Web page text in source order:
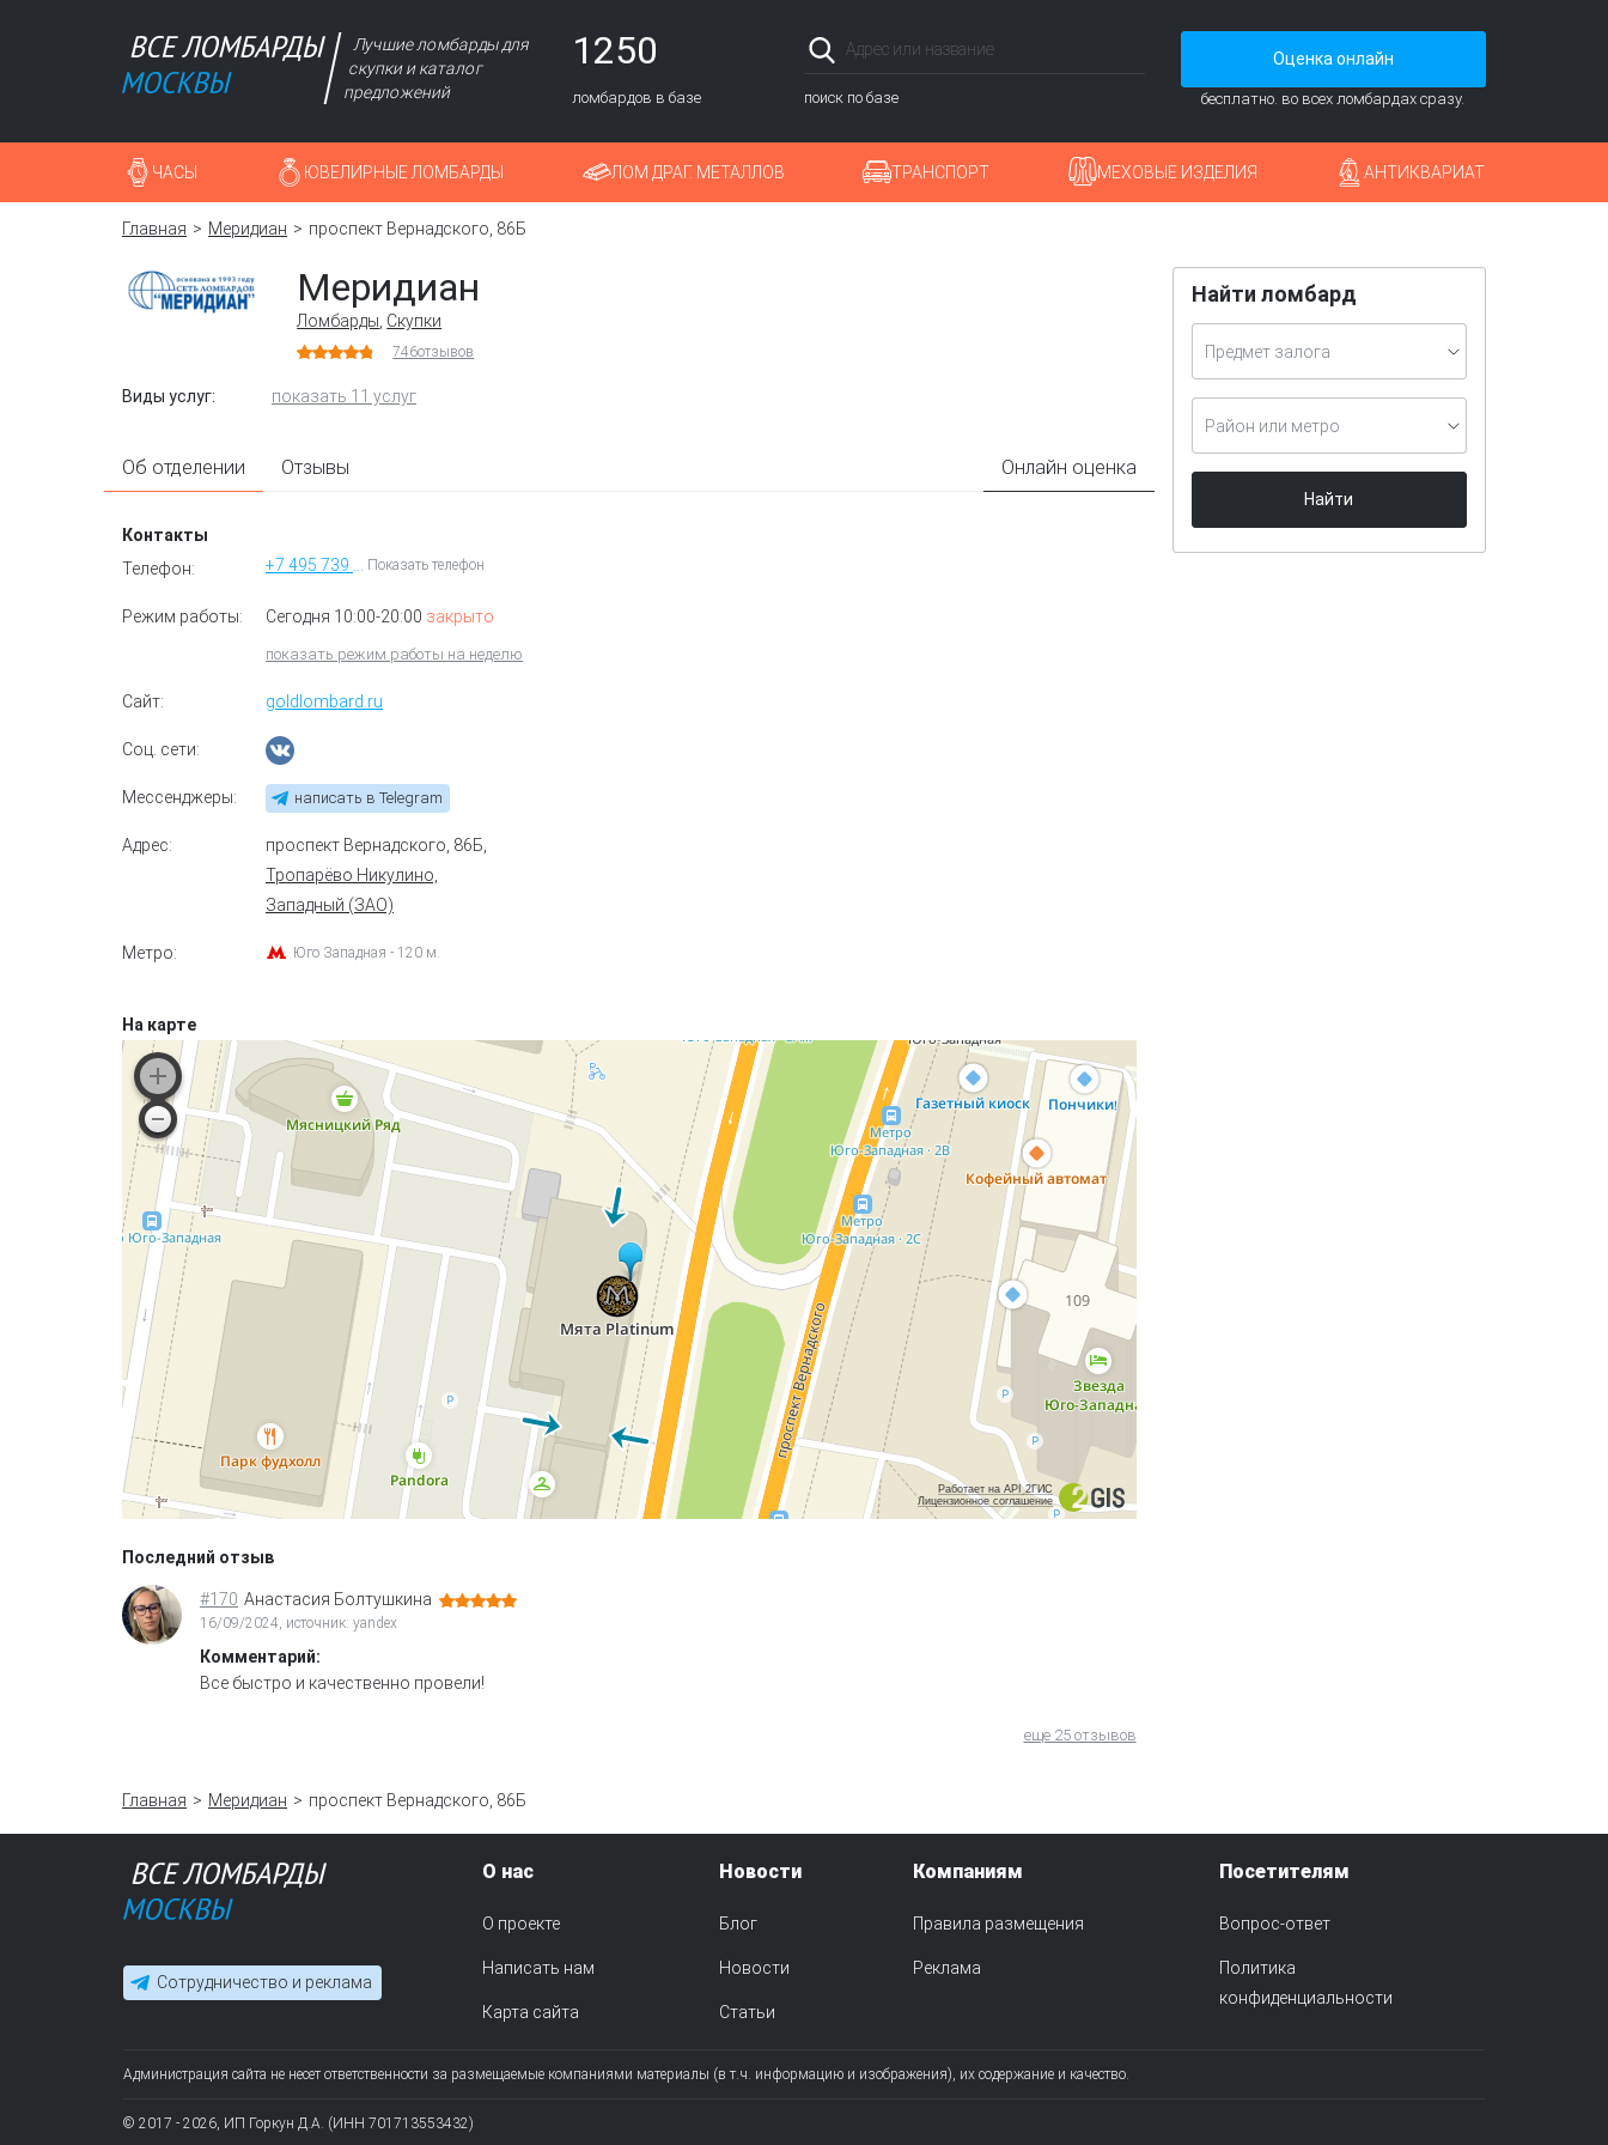
Лучшие ломбарды для
скупки и каталог
предложений
1250
ломбардов в базе поиск по базе
Оценка онлайн
бесплатно. во всех ломбардах сразу.
ЧАСЫ ЮВЕЛИРНЫЕ ЛОМБАРДЫ ЛОМ ДРАГ. МЕТАЛЛОВ ТРАНСПОРТ МЕХОВЫЕ ИЗДЕЛИЯ АНТИКВАРИАТ
Главная Меридиан проспект Вернадского, 86Б
Меридиан
Ломбарды Скупки
746отзывов
Виды услуг: показать 11 услуг
Об отделении Отзывы Онлайн оценка
Контакты
Телефон:
Показать телефон
Режим работы: Сегодня 10:00-20:00 закрыто
показать режим работы на неделю
Сайт: goldlombard.ru
Соц. сети:
Мессенджеры: написать в Telegram
Адрес: проспект Вернадского, 86Б
Тропарёво Никулино,
Западный (ЗАО)
Метро: Юго Западная - 120 м.
На карте
Работает на API 2ГИС
Лицензионное соглашение
Последний отзыв
#170 Анастасия Болтушкина
16/09/2024, источник: yandex
Комментарий:
Все быстро и качественно провели!
еще 25 отзывов
Найти ломбард
Предмет залога
Район или метро
Найти
Главная Меридиан проспект Вернадского, 86Б
О нас
О проекте
Написать нам
Карта сайта
Новости
Блог
Новости
Статьи
Компаниям
Правила размещения
Реклама
Посетителям
Вопрос-ответ
Политика
конфиденциальности
Сотрудничество и реклама
Администрация сайта не несет ответственности за размещаемые компаниями материалы (в т.ч. информацию и изображения), их содержание и качество.
© 2017 - 2026, ИП Горкун Д.А. (ИНН 701713553432)